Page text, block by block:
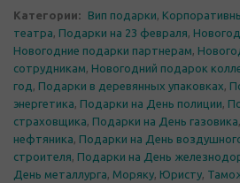
Категории: Вип подарки,
театра, Подарки на 23 февраля,
Новогодние подарки партнерам,
сотрудникам, Новогодний подарок
год , Подарки в деревянных упаковках,
энергетика, Подарки на День полиции,
страховщика, Подарки на День газовика,
нефтяника, Подарки на День
строителя, Подарки на День
День металлурга, Моряку, Юристу,